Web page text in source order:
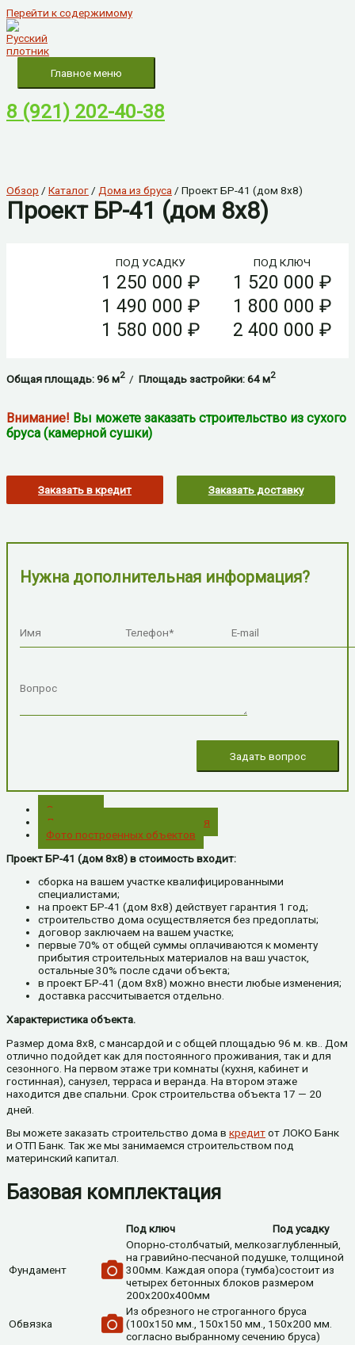
Перейти к содержимому
Главное меню
8 (921) 202-40-38
Обзор / Каталог/ Дома из бруса/ Проект БР-41 (дом 8х8)
Проект БР-41 (дом 8х8)
ПОД УСАДКУ ПОД КЛЮЧ
1 250 000 ₽
1 520 000 ₽
1 490 000 ₽
1 800 000 ₽
1 580 000 ₽
2 400 000 ₽
Общая площадь: 96 м2/ Площадь застройки: 64 м2
Внимание! Вы можете заказать строительство из сухого
бруса (камерной сушки)
Заказать в кредит Заказать доставку
Нужна дополнительная информация?
Описание
Дополнительная комплектация
Фото построенных объектов
Проект БР-41 (дом 8х8) в стоимость входит:
сборка на вашем участке квалифицированными
специалистами;
на проект БР-41 (дом 8х8) действует гарантия 1 год;
строительство дома осуществляется без предоплаты;
договор заключаем на вашем участке;
первые 70% от общей суммы оплачиваются к моменту
прибытия строительных материалов на ваш участок,
остальные 30% после сдачи объекта;
в проект БР-41 (дом 8х8) можно внести любые изменения;
доставка рассчитывается отдельно.
Характеристика объекта.
Размер дома 8х8, с мансардой и с общей площадью 96 м. кв.. Дом
отлично подойдет как для постоянного проживания, так и для
сезонного. На первом этаже три комнаты (кухня, кабинет и
гостинная), санузел, терраса и веранда. На втором этаже
находится две спальни. Срок строительства объекта 17 — 20
дней.
Вы можете заказать строительство дома в кредитот ЛОКО Банк
и ОТП Банк. Так же мы занимаемся строительством под
материнский капитал.
Базовая комплектация
Под ключ Под усадку
Фундамент
Опорно-столбчатый, мелкозаглубленный,
на гравийно-песчаной подушке, толщиной
300мм. Каждая опора (тумба)состоит из
четырех бетонных блоков размером
200х200х400мм
Обвязка
Из обрезного не строганного бруса
(100х150 мм., 150х150 мм., 150х200 мм.
согласно выбранному сечению бруса)